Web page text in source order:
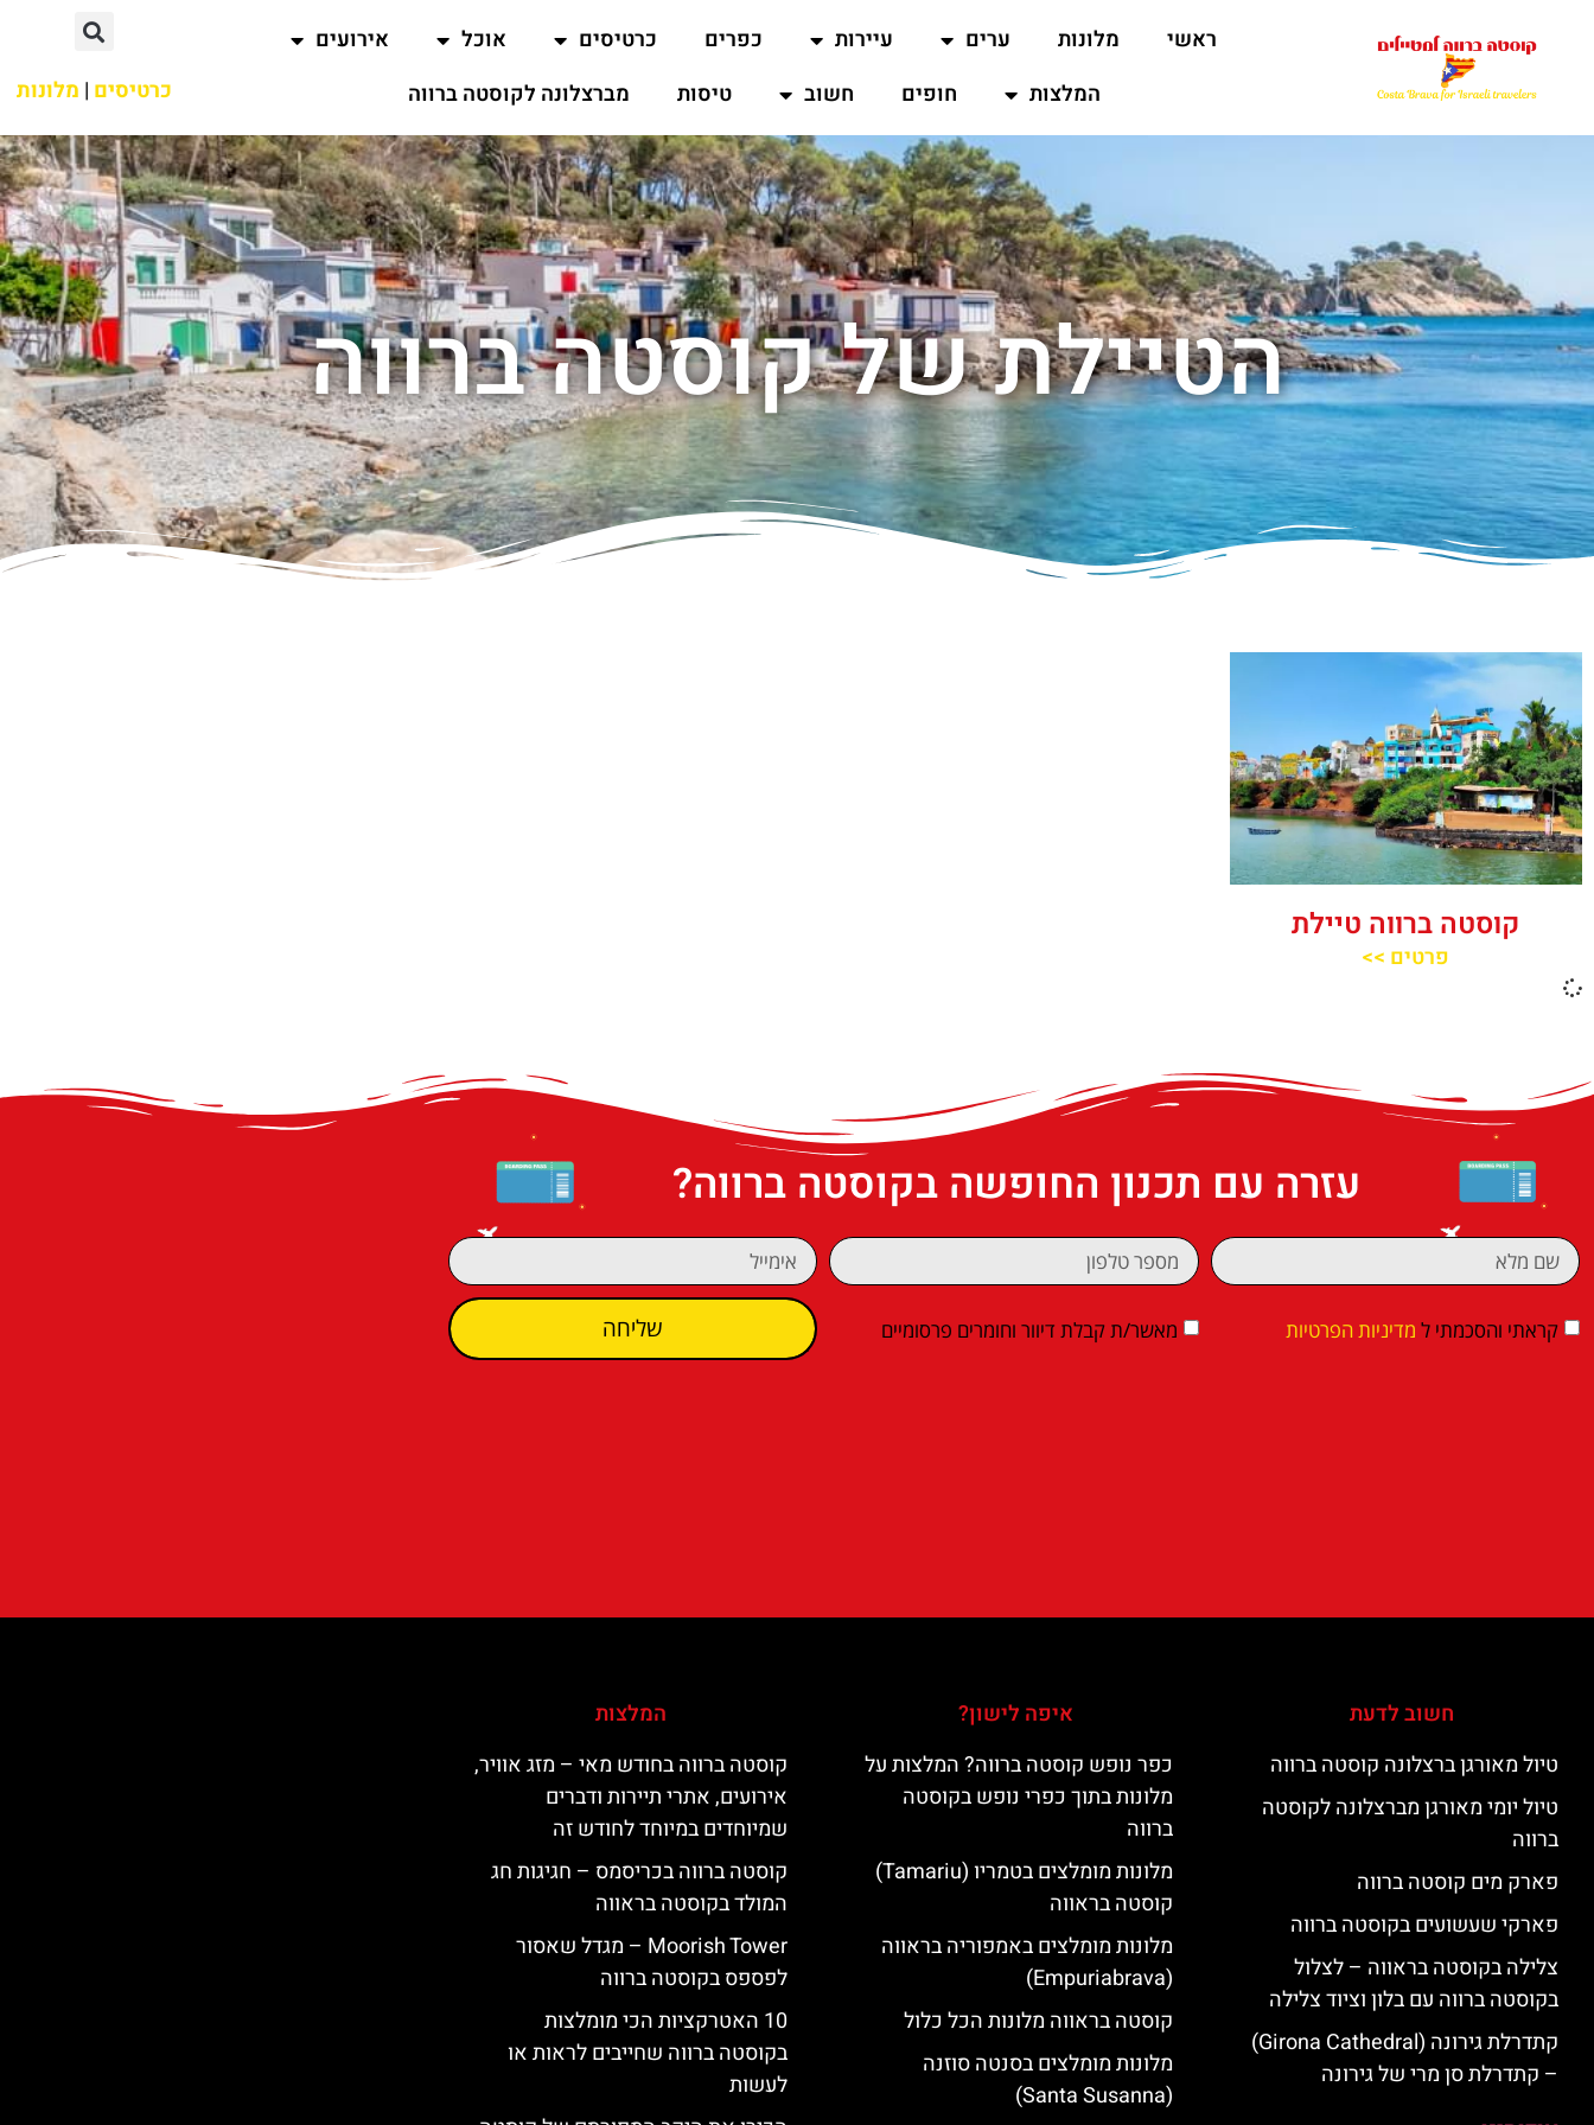
ראשי מלונות ערים עיירות כפרים כרטיסים אוכל
אירועים
המלצות
חופים חשוב טיסות מברצלונה לקוסטה ברווה כרטיסים | מלונות
הטיילת של קוסטה ברווה
קוסטה ברווה טיילת
פרטים >>
עזרה עם תכנון החופשה בקוסטה ברווה?
קראתי והסכמתי ל מדיניות הפרטיות מאשר/ת קבלת דיוור וחומרים פרסומיים שליחה
חשוב לדעת
טיול מאורגן ברצלונה קוסטה ברווה
טיול יומי מאורגן מברצלונה לקוסטה
ברווה
פארק מים קוסטה ברווה
פארקי שעשועים בקוסטה ברווה
צלילה בקוסטה בראווה – לצלול
בקוסטה ברווה עם בלון וציוד צלילה
קתדרלת גירונה (Girona Cathedral)
– קתדרלת סן מרי של גירונה
איפה לישון?
כפר נופש קוסטה ברווה? המלצות על
מלונות בתוך כפרי נופש בקוסטה
ברווה
מלונות מומלצים בטמריו (Tamariu)
קוסטה בראווה
מלונות מומלצים באמפוריה בראווה
(Empuriabrava)
קוסטה בראווה מלונות הכל כלול
מלונות מומלצים בסנטה סוזנה
(Santa Susanna)
המלצות
קוסטה ברווה בחודש מאי – מזג אוויר,
אירועים, אתרי תיירות ודברים
שמיוחדים במיוחד לחודש זה
קוסטה ברווה בכריסמס – חגיגות חג
המולד בקוסטה בראווה
‪‪Moorish Tower‬‬ – מגדל שאסור
לפספס בקוסטה ברווה
10 האטרקציות הכי מומלצות
בקוסטה ברווה שחייבים לראות או
לעשות